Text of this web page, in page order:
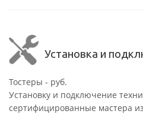
Установка и
Тостеры - руб.
Установку и подключение
сертифицированные мастера